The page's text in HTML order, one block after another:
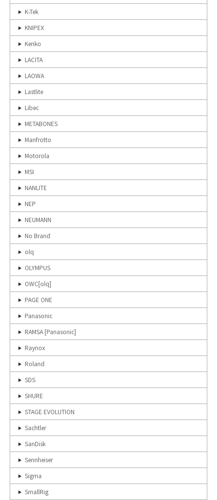
K-Tek
KNIPEX
Kenko
LACITA
LAOWA
Lastlite
Libec
METABONES
Manfrotto
Motorola
MSI
NANLITE
NEP
NEUMANN
No Brand
olq
OLYMPUS
OWC[olq]
PAGE ONE
Panasonic
RAMSA [Panasonic]
Raynox
Roland
SDS
SHURE
STAGE EVOLUTION
Sachtler
SanDisk
Sennheiser
Sigma
SmallRig